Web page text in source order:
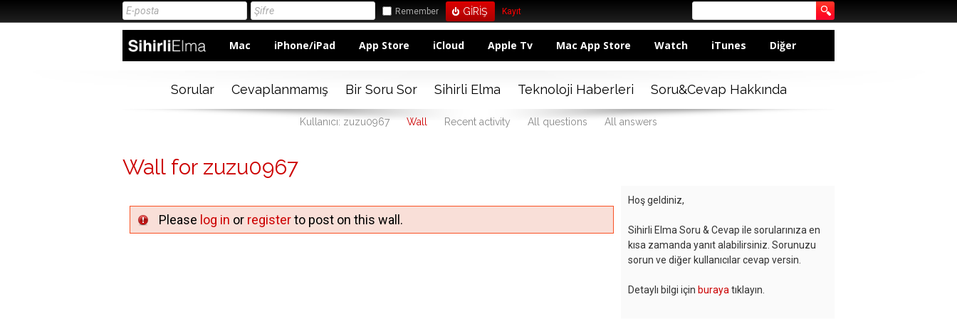
Remember Kayıt
Mac iPhone/iPad App Store iCloud Apple Tv Mac App Store Watch iTunes Diğer
Sorular Cevaplanmamış Bir Soru Sor Sihirli Elma Teknoloji Haberleri Soru&Cevap Hakkında
Kullanıcı: zuzu0967 Wall Recent activity All questions All answers
Wall for zuzu0967
Please log in or registerto post on this wall.
Hoş geldiniz,
Sihirli Elma Soru & Cevap ile sorularınıza en
kısa zamanda yanıt alabilirsiniz. Sorunuzu
sorun ve diğer kullanıcılar cevap versin.
Detaylı bilgi için buraya tıklayın.